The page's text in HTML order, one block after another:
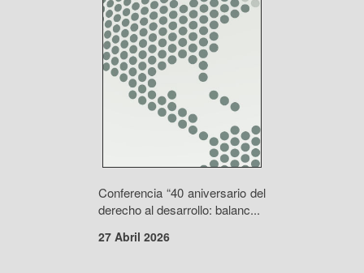
Conferencia “40 aniversario del
derecho al desarrollo: balanc...
27 Abril 2026